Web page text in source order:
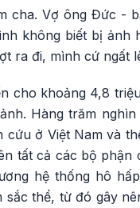
cha. Vợ ông Đức -
không biết bị
ra đi, mình cứ ngất
cho khoảng 4,8
Hàng trăm
ở Việt Nam và
tất cả các bộ
hệ thống hô
thể, từ đó gây